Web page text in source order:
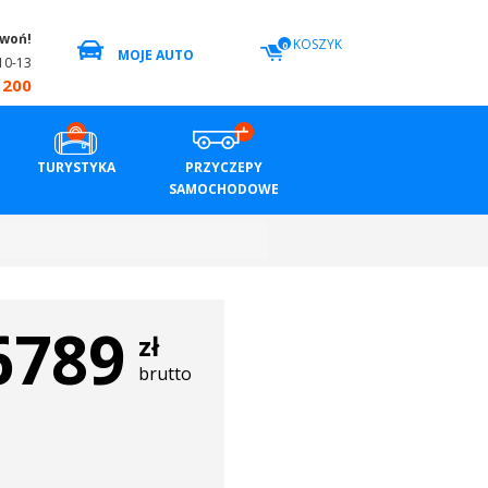
13
MOJE AUTO
0 KOSZYK
TURYSTYKA
PRZYCZEPY
SAMOCHODOWE
zł
brutto